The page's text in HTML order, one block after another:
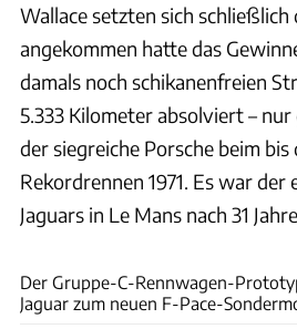
Wallace setzten sich schließlich
angekommen hatte das
damals noch schikanenfreien
5.333 Kilometer absolviert –
der siegreiche Porsche beim
Rekordrennen 1971. Es war der
Jaguars in Le Mans nach 31
Der Gruppe-C-Rennwagen-
Jaguar zum neuen F-Pace-